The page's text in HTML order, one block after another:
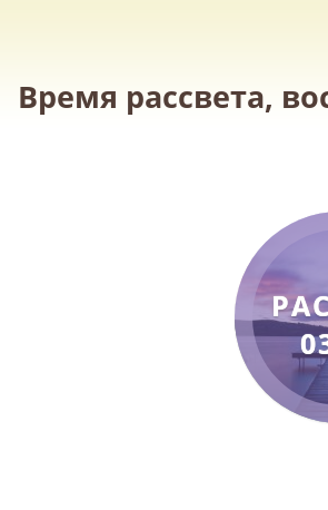
Время рассвета,